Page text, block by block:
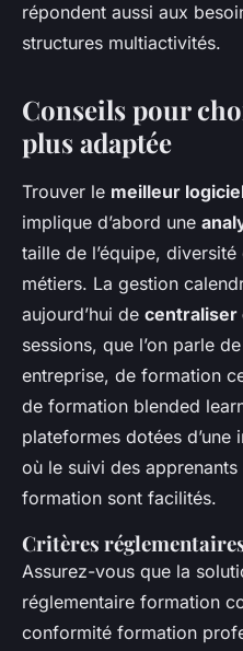
répondent aussi aux
structures multiactivités.
Conseils pour
plus adaptée
Trouver le meilleur
implique d’abord une
taille de l’équipe,
métiers. La gestion
aujourd’hui de centraliser
sessions, que l’on parle
entreprise, de formation
de formation blended
plateformes dotées
où le suivi des
formation sont facilités.
Critères
Assurez-vous que la
réglementaire formation
conformité formation